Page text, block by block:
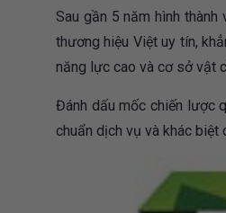
Sau gần 5 năm hình
thương hiệu Việt uy tín,
năng lực cao và cơ sở vật
Đánh dấu mốc chiến lược
chuẩn dịch vụ và khác biệt